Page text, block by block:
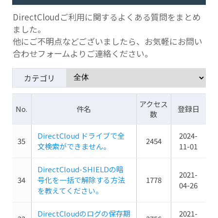
DirectCloudご利用に関するよくある質問をまとめ
ました。
他にご不明点などございましたら、お気軽にお問い
合わせフォームよりご連絡ください。
カテゴリ
No. 件名
アクセス
数
登録日
35
DirectCloud ドライブで全
文検索ができません。
2454
2024-
11-01
34
DirectCloud-SHIELDの暗
号化を一括で解除する方法
を教えてください。
1778
2021-
04-26
DirectCloudのログの保存期 2021-